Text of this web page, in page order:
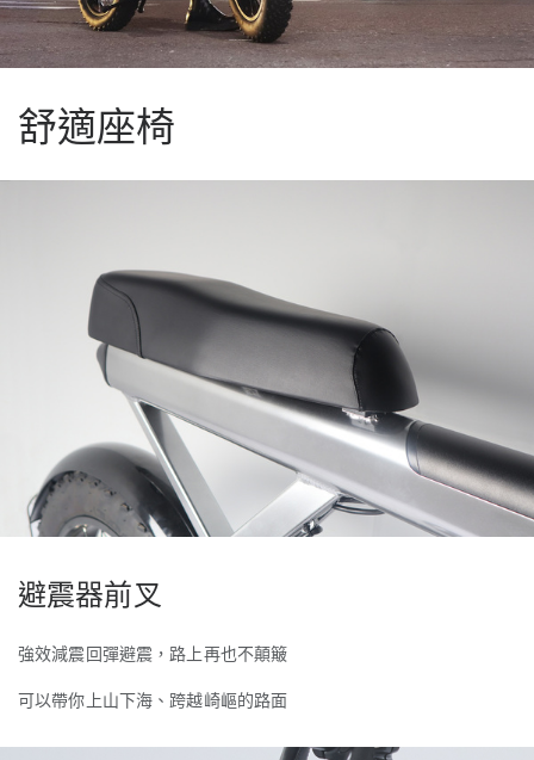
舒適座椅
避震器前叉
強效減震回彈避震，路上再也不顛簸
可以帶你上山下海、跨越崎嶇的路面